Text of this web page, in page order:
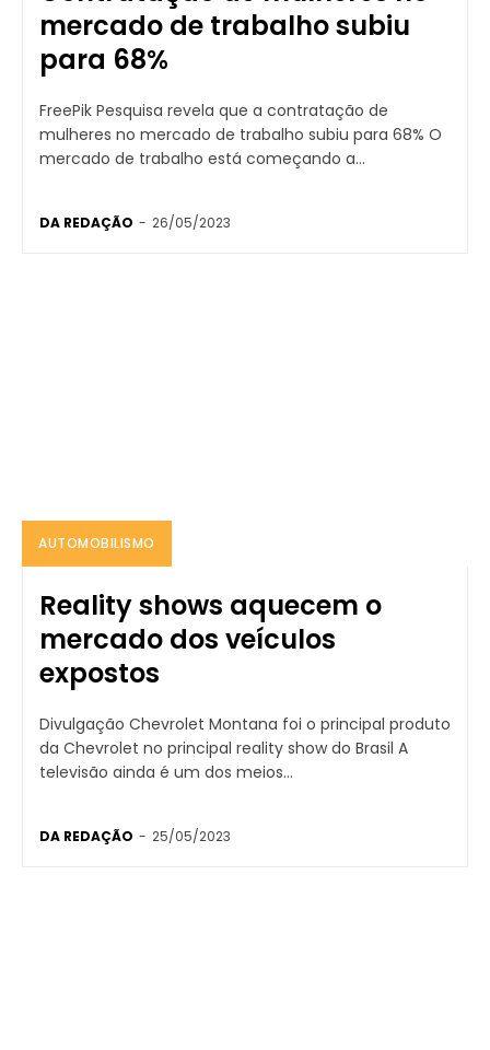
mercado de trabalho subiu
para 68%
FreePik Pesquisa revela que a contratação de
mulheres no mercado de trabalho subiu para 68% O
mercado de trabalho está começando a...
DA REDAÇÃO - 26/05/2023
AUTOMOBILISMO
Reality shows aquecem o
mercado dos veículos
expostos
Divulgação Chevrolet Montana foi o principal produto
da Chevrolet no principal reality show do Brasil A
televisão ainda é um dos meios...
DA REDAÇÃO - 25/05/2023